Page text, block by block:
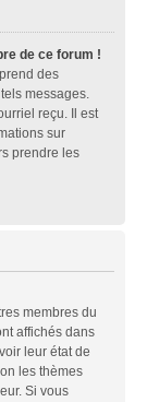
de ce forum !
des
messages.
reçu. Il est
sur
prendre les
membres du
affichés dans
leur état de
les thèmes
Si vous